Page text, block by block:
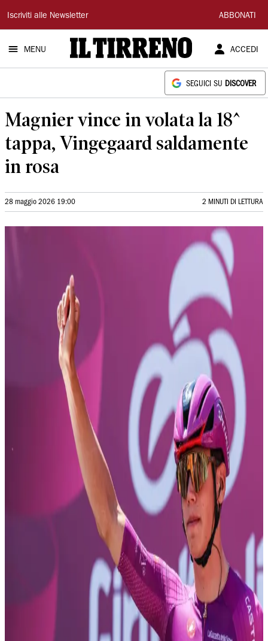
Il
Tirreno
Iscriviti alle Newsletter ABBONATI
MENU ACCEDI
SEGUICI SU DISCOVER
Magnier vince in volata la 18^
tappa, Vingegaard saldamente
in rosa
28 maggio 2026 19:00 2 MINUTI DI LETTURA